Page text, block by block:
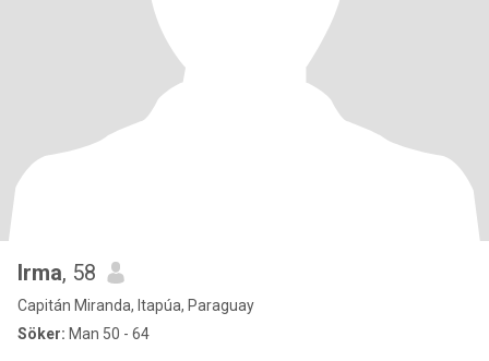
Irma, 58
Capitán Miranda, Itapúa, Paraguay
Söker: Man 50 - 64